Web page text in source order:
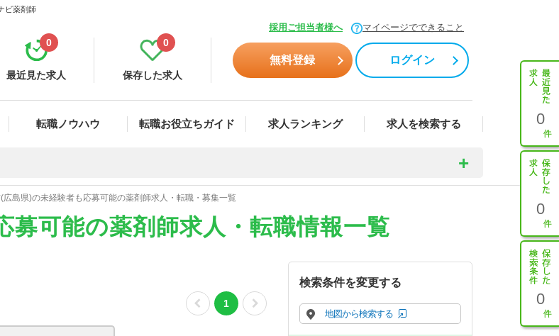
ビ薬剤師
採用ご担当者様へ マイページでできること
最近見た求人
0
保存した求人
0
無料登録 ログイン
転職ノウハウ 転職お役立ちガイド 求人ランキング 求人を検索する 0
0
0
広島県)の未経験者も応募可能の薬剤師求人・転職・募集一覧
募可能の薬剤師求人・転職情報一覧
1
検索条件を変更する
地図から検索する